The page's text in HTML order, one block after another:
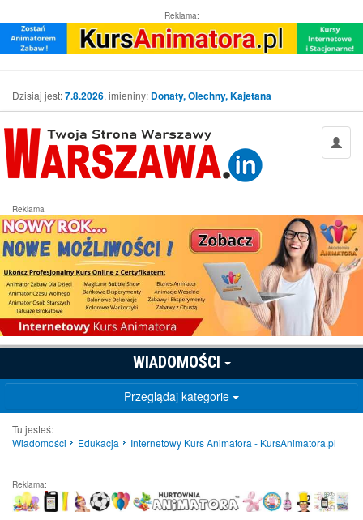
Reklama:
Dzisiaj jest:7.8.2026, imieniny: Donaty, Olechny, Kajetana
Reklama
WIADOMOŚCI
Przeglądaj kategorie
Tu jesteś:
Wiadomości
Edukacja Internetowy Kurs Animatora - KursAnimatora.pl
Reklama: